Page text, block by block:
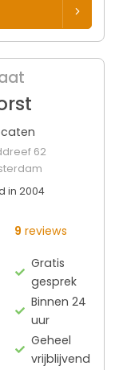
62
in 2004
9 reviews
Gratis
gesprek
Binnen 24
uur
Geheel
vrijblijvend